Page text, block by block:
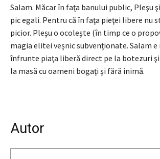
Salam. Măcar în faţa banului public, Pleşu
pic egali. Pentru că în faţa pieţei libere nu
picior. Pleşu o ocoleşte (în timp ce o
magia elitei veşnic subvenţionate. Salam e
înfrunte piaţa liberă direct pe la botezuri
la masă cu oameni bogaţi şi fără inimă.
Autor